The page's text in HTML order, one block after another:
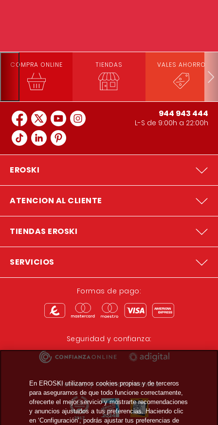
COMPRA ONLINE TIENDAS VALES AHORRO
944 943 444
L-S de 9:00h a 22:00h
EROSKI
ATENCION AL CLIENTE
TIENDAS EROSKI
SERVICIOS
Formas de pago:
Seguridad y confianza:
Premios y reconocimientos:
En EROSKI utilizamos cookies propias y de terceros
para asegurarnos de que todo funcione correctamente,
ofrecerte el mejor servicio y mostrarte recomendaciones
y anuncios ajustados a tus preferencias. Haciendo clic
en ‘Configuración’, podrás ajustar tus preferencias de